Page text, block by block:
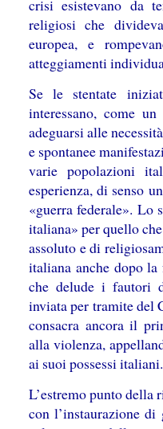
crisi esistevano da
religiosi che
europea, e
atteggiamenti
Se le stentate
interessano, come
adeguarsi alle
e spontanee
varie popolazioni
esperienza, di senso
«guerra federale». Lo
italiana» per quello
assoluto e di
italiana anche dopo
che delude i fautori
inviata per tramite del
consacra ancora il
alla violenza,
ai suoi possessi italiani.
L’estremo punto della
con l’instaurazione